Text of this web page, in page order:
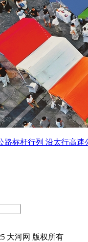
路标杆行列 沿太行高速
大河网 版权所有